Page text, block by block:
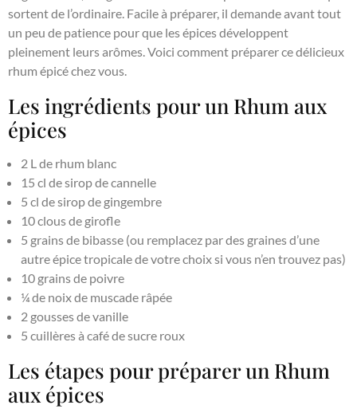
sortent de l’ordinaire. Facile à préparer, il demande avant tout
un peu de patience pour que les épices développent
pleinement leurs arômes. Voici comment préparer ce délicieux
rhum épicé chez vous.
Les ingrédients pour un Rhum aux
épices
2 L de rhum blanc
15 cl de sirop de cannelle
5 cl de sirop de gingembre
10 clous de girofle
5 grains de bibasse (ou remplacez par des graines d’une
autre épice tropicale de votre choix si vous n’en trouvez pas)
10 grains de poivre
¼ de noix de muscade râpée
2 gousses de vanille
5 cuillères à café de sucre roux
Les étapes pour préparer un Rhum
aux épices